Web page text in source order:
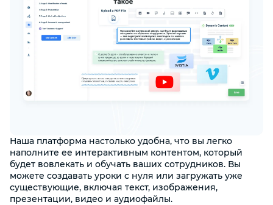
Наша платформа настолько удобна, что вы легко
наполните ее интерактивным контентом, который
будет вовлекать и обучать ваших сотрудников. Вы
можете создавать уроки с нуля или загружать уже
существующие, включая текст, изображения,
презентации, видео и аудиофайлы.